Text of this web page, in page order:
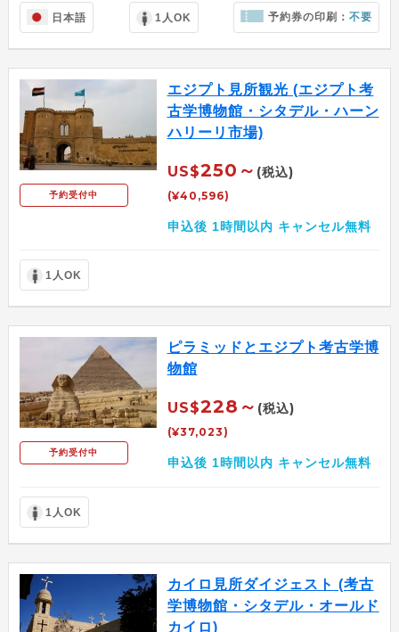
日本語 1人OK 予約券の印刷：不要
予約受付中
エジプト見所観光 (エジプト考
古学博物館・シタデル・ハーン
ハリーリ市場)
US$250～ (税込)
(¥40,596)
申込後 1時間以内 キャンセル無料
1人OK
予約受付中
ピラミッドとエジプト考古学博
物館
US$228～ (税込)
(¥37,023)
申込後 1時間以内 キャンセル無料
1人OK
カイロ見所ダイジェスト (考古
学博物館・シタデル・オールド
カイロ)